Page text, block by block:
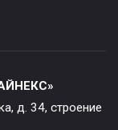
д. 34, строение